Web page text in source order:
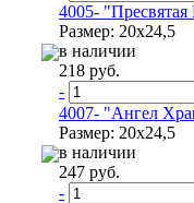
4005- "Пресвятая
Размер: 20х24,5
в наличии
218 руб.
-
4007- "Ангел
Размер: 20х24,5
в наличии
247 руб.
-